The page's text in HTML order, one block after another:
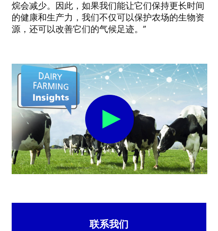
烷会减少。因此，如果我们能让它们保持更长时间
的健康和生产力，我们不仅可以保护农场的生物资
源，还可以改善它们的气候足迹。”
联系我们